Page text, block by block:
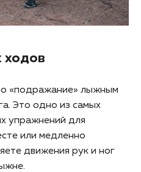
ходов
«подражание» лыжным
Это одно из самых
упражнений для
или медленно
движения рук и ног